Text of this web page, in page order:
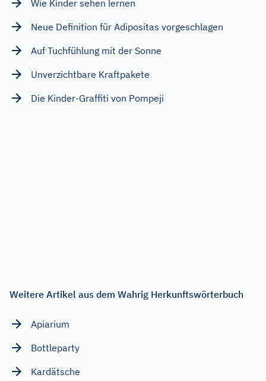
Wie Kinder sehen lernen
Neue Definition für Adipositas vorgeschlagen
Auf Tuchfühlung mit der Sonne
Unverzichtbare Kraftpakete
Die Kinder-Graffiti von Pompeji
Weitere Artikel aus dem Wahrig Herkunftswörterbuch
Apiarium
Bottleparty
Kardätsche